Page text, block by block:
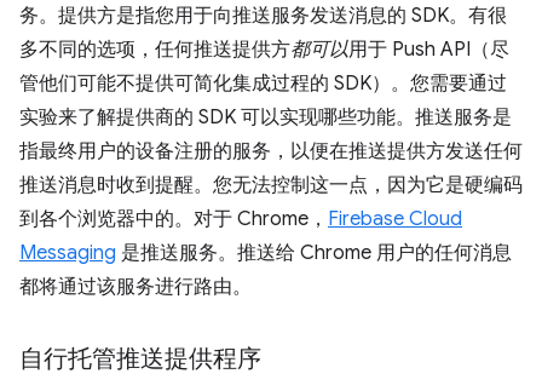
务。提供方是指您用于向推送服务发送消息的 SDK。有很
多不同的选项，任何推送提供方都可以用于 Push API（尽
管他们可能不提供可简化集成过程的 SDK）。您需要通过
实验来了解提供商的 SDK 可以实现哪些功能。推送服务是
指最终用户的设备注册的服务，以便在推送提供方发送任何
推送消息时收到提醒。您无法控制这一点，因为它是硬编码
到各个浏览器中的。对于 Chrome， Firebase Cloud
Messaging 是推送服务。推送给 Chrome 用户的任何消息
都将通过该服务进行路由。
自行托管推送提供程序